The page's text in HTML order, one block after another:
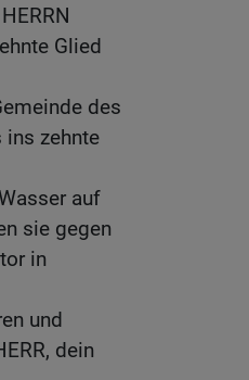
Glied
des
ins zehnte
auf
sie gegen
in
und
dein